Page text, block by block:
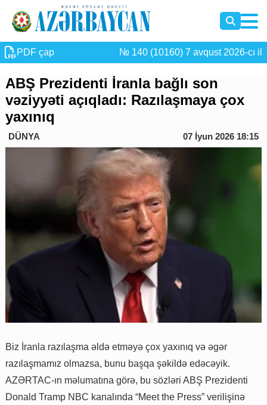
PDF çap № 140 (10160) 7 avqust 2026-cı il
ABŞ Prezidenti İranla bağlı son
vəziyyəti açıqladı: Razılaşmaya çox
yaxınıq
DÜNYA 07 İyun 2026 18:15
Biz İranla razılaşma əldə etməyə çox yaxınıq və əgər
razılaşmamız olmazsa, bunu başqa şəkildə edəcəyik.
AZƏRTAC-ın məlumatına görə, bu sözləri ABŞ Prezidenti
Donald Tramp NBC kanalında “Meet the Press” verilişinə